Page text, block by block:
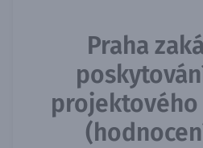
Praha
projektového